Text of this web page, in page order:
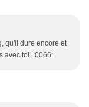
qu'il dure encore et
avec toi. :0066: